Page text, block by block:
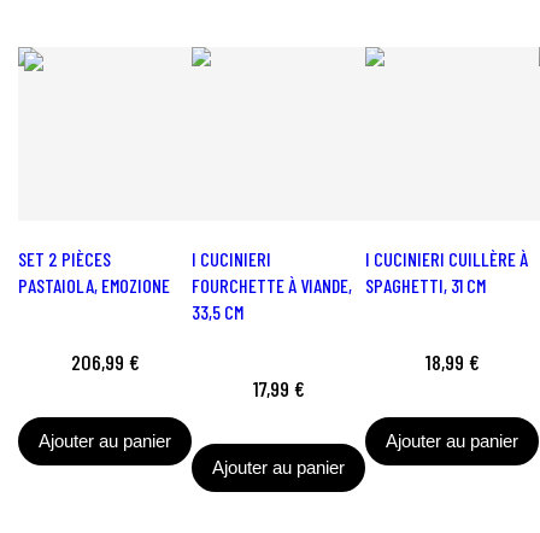
SET 2 PIÈCES
PASTAIOLA, EMOZIONE
206,99 €
Ajouter au panier
I CUCINIERI
FOURCHETTE À VIANDE,
33,5 CM
17,99 €
Ajouter au panier
I CUCINIERI CUILLÈRE À
SPAGHETTI, 31 CM
18,99 €
Ajouter au panier